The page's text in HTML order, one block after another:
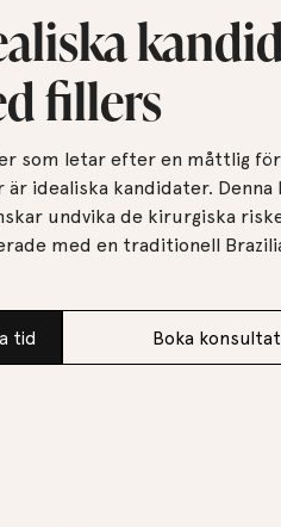
fillers
som letar efter en måttlig
är idealiska kandidater.
undvika de kirurgiska
med en traditionell
tid Boka